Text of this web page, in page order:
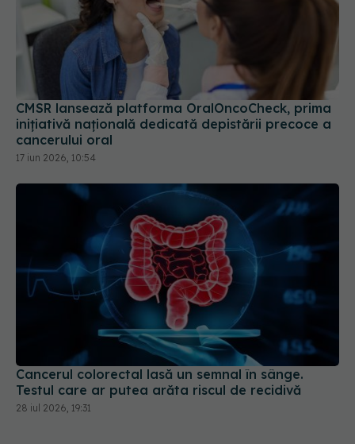
CMSR lansează platforma OralOncoCheck, prima
inițiativă națională dedicată depistării precoce a
cancerului oral
17 iun 2026, 10:54
Cancerul colorectal lasă un semnal în sânge.
Testul care ar putea arăta riscul de recidivă
28 iul 2026, 19:31